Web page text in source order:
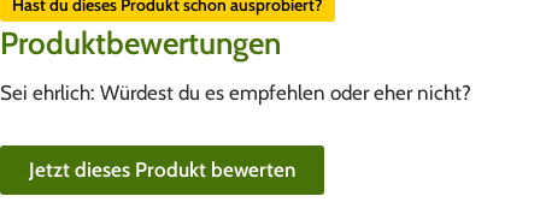
Hast du dieses Produkt schon ausprobiert?
Produktbewertungen
Sei ehrlich: Würdest du es empfehlen oder eher nicht?
Jetzt dieses Produkt bewerten